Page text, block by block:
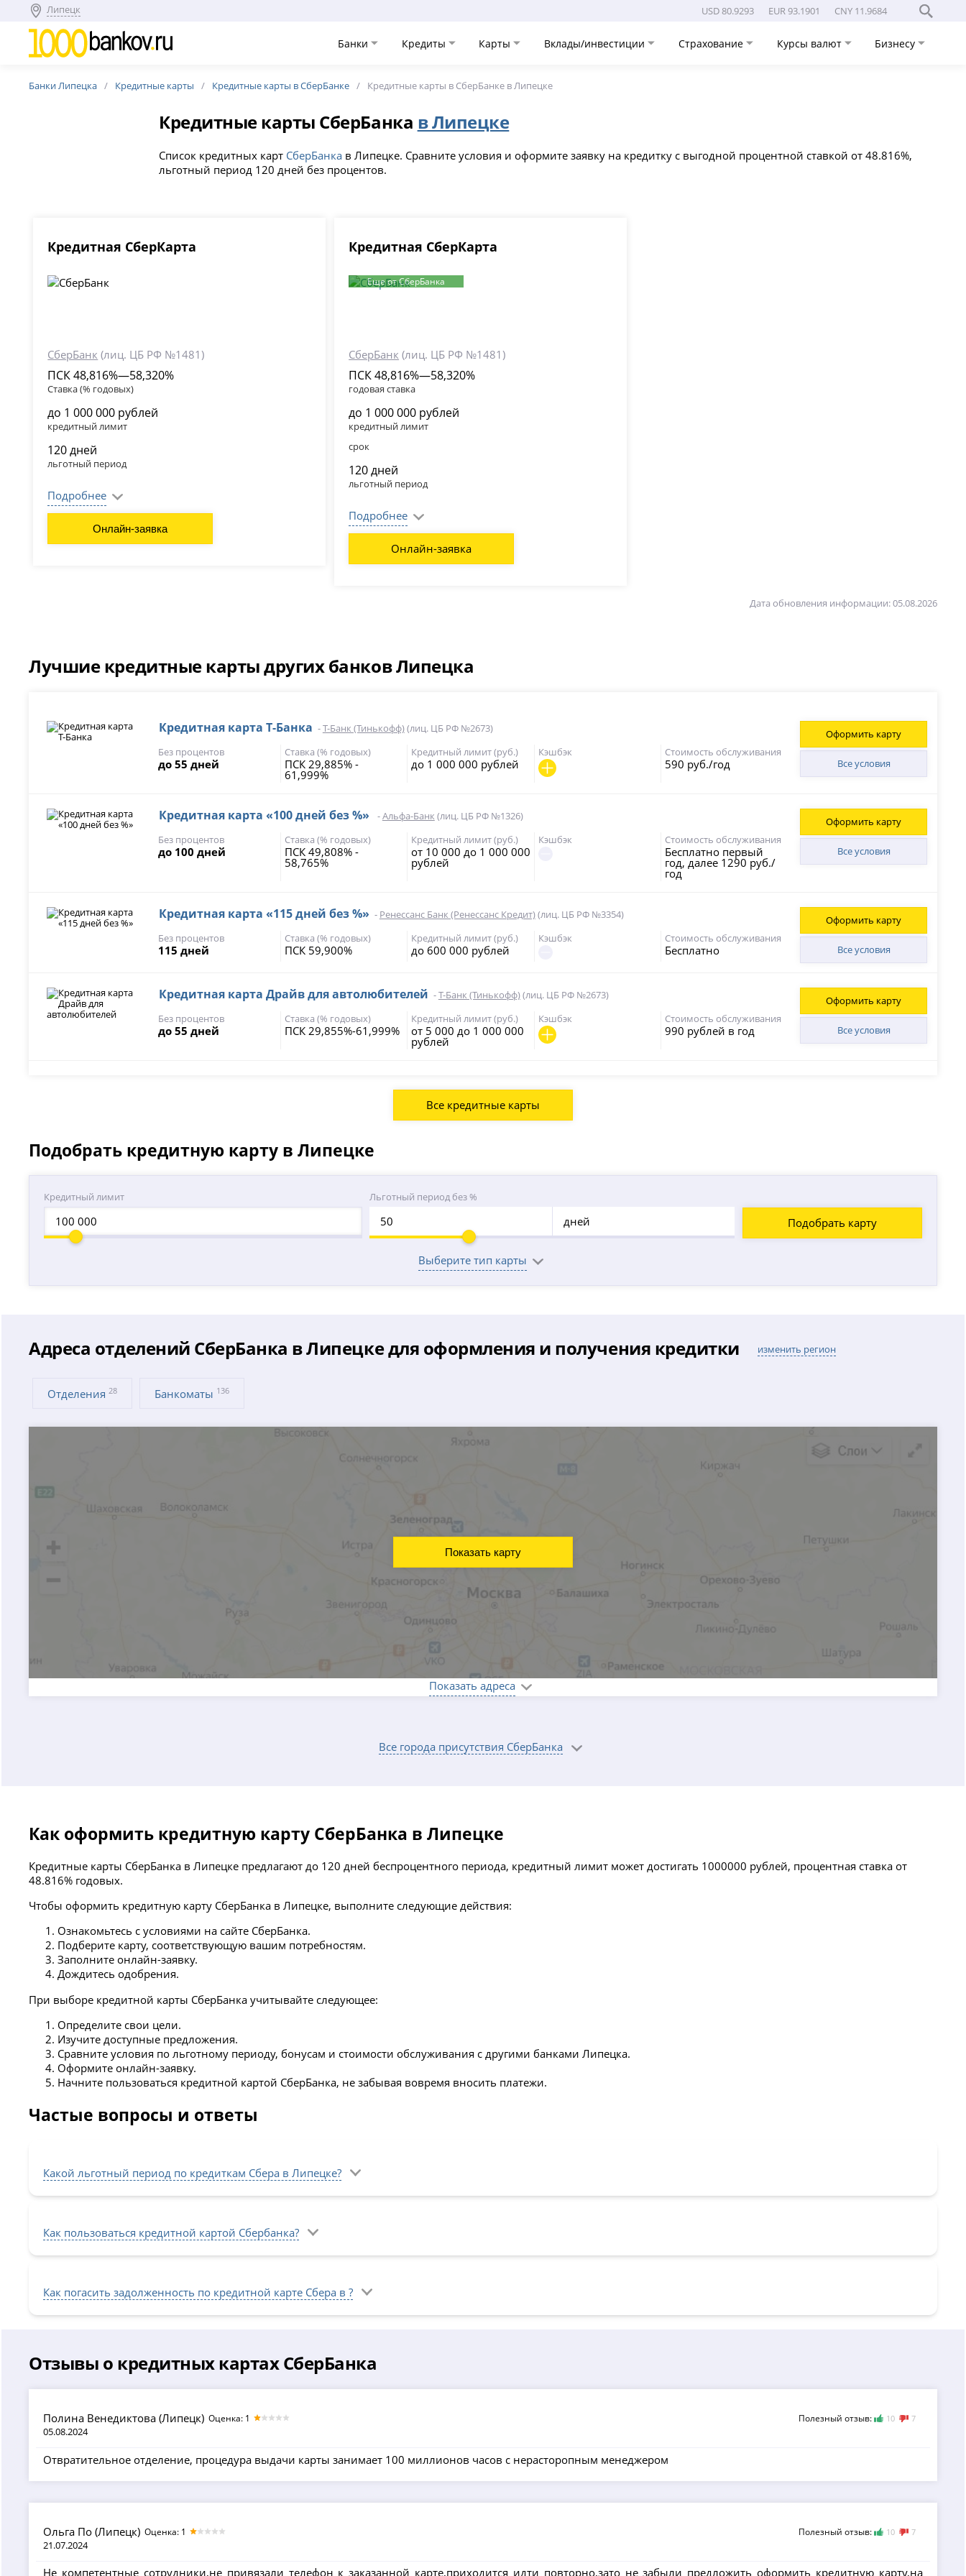
Липецк USD 80.9293 EUR 93.1901 CNY 11.9684
Банки Кредиты Карты Вклады/инвестиции Страхование Курсы валют Бизнесу
Банки Липецка Кредитные карты Кредитные карты в СберБанке Кредитные карты в СберБанке в Липецке
Кредитные карты СберБанка в Липецке
Список кредитных карт СберБанка в Липецке. Сравните условия и оформите заявку на кредитку с выгодной процентной ставкой от 48.816%,
льготный период 120 дней без процентов.
Кредитная СберКарта
СберБанк (лиц. ЦБ РФ №1481)
ПСК 48,816%—58,320%
Ставка (% годовых)
до 1 000 000 рублей
кредитный лимит
120 дней
льготный период
Подробнее
Онлайн-заявка
Кредитная СберКарта
Еще от СберБанка
СберБанк (лиц. ЦБ РФ №1481)
ПСК 48,816%—58,320%
годовая ставка
до 1 000 000 рублей
кредитный лимит
срок
120 дней
льготный период
Подробнее
Онлайн-заявка
Дата обновления информации: 05.08.2026
Лучшие кредитные карты других банков Липецка
Кредитная карта Т-Банка -Т-Банк (Тинькофф)(лиц. ЦБ РФ №2673)
Без процентов
до 55 дней
Ставка (% годовых)
ПСК 29,885% -
61,999%
Кредитный лимит (руб.)
до 1 000 000 рублей
Кэшбэк Стоимость обслуживания
590 руб./год Все условия
Оформить карту
Кредитная карта «100 дней без %» -Альфа-Банк (лиц. ЦБ РФ №1326)
Без процентов
до 100 дней
Ставка (% годовых)
ПСК 49,808% -
58,765%
Кредитный лимит (руб.)
от 10 000 до 1 000 000
рублей
Кэшбэк Стоимость обслуживания
Бесплатно первый
год, далее 1290 руб./
год
Все условия
Оформить карту
Кредитная карта «115 дней без %» - Ренессанс Банк (Ренессанс Кредит)(лиц. ЦБ РФ №3354)
Без процентов
115 дней
Ставка (% годовых)
ПСК 59,900%
Кредитный лимит (руб.)
до 600 000 рублей
Кэшбэк Стоимость обслуживания
Бесплатно Все условия
Оформить карту
Кредитная карта Драйв для автолюбителей -Т-Банк (Тинькофф)(лиц. ЦБ РФ №2673)
Без процентов
до 55 дней
Ставка (% годовых)
ПСК 29,855%-61,999%
Кредитный лимит (руб.)
от 5 000 до 1 000 000
рублей
Кэшбэк Стоимость обслуживания
990 рублей в год Все условия
Оформить карту
Все кредитные карты
Подобрать кредитную карту в Липецке
Кредитный лимит Льготный период без %
дней Подобрать карту
Выберите тип карты
Адреса отделений СберБанка в Липецке для оформления и получения кредитки изменить регион
Отделения28 Банкоматы 136
Показать адреса
Показать карту
Все города присутствия СберБанка
Как оформить кредитную карту СберБанка в Липецке
Кредитные карты СберБанка в Липецке предлагают до 120 дней беспроцентного периода, кредитный лимит может достигать 1000000 рублей, процентная ставка от
48.816% годовых.
Чтобы оформить кредитную карту СберБанка в Липецке, выполните следующие действия:
Ознакомьтесь с условиями на сайте СберБанка.
Подберите карту, соответствующую вашим потребностям.
Заполните онлайн-заявку.
Дождитесь одобрения.
При выборе кредитной карты СберБанка учитывайте следующее:
Определите свои цели.
Изучите доступные предложения.
Сравните условия по льготному периоду, бонусам и стоимости обслуживания с другими банками Липецка.
Оформите онлайн-заявку.
Начните пользоваться кредитной картой СберБанка, не забывая вовремя вносить платежи.
Частые вопросы и ответы
Какой льготный период по кредиткам Сбера в Липецке?
Как пользоваться кредитной картой Сбербанка?
Как погасить задолженность по кредитной карте Сбера в ?
Отзывы о кредитных картах СберБанка
Полина Венедиктова (Липецк)
05.08.2024
Оценка: 1 Полезный отзыв: 10 7
Отвратительное отделение, процедура выдачи карты занимает 100 миллионов часов с нерасторопным менеджером
Ольга По (Липецк)
21.07.2024
Оценка: 1 Полезный отзыв: 10 7
Не компетентные сотрудники,не привязали телефон к заказанной карте,приходится идти повторно,зато не забыли предложить оформить кредитную карту,на